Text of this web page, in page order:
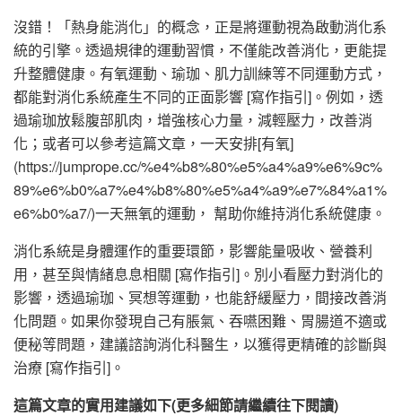
沒錯！「熱身能消化」的概念，正是將運動視為啟動消化系
統的引擎。透過規律的運動習慣，不僅能改善消化，更能提
升整體健康。有氧運動、瑜珈、肌力訓練等不同運動方式，
都能對消化系統產生不同的正面影響 [寫作指引]。例如，透
過瑜珈放鬆腹部肌肉，增強核心力量，減輕壓力，改善消
化；或者可以參考這篇文章，一天安排[有氧]
(https://jumprope.cc/%e4%b8%80%e5%a4%a9%e6%9c%
89%e6%b0%a7%e4%b8%80%e5%a4%a9%e7%84%a1%
e6%b0%a7/)一天無氧的運動， 幫助你維持消化系統健康。
消化系統是身體運作的重要環節，影響能量吸收、營養利
用，甚至與情緒息息相關 [寫作指引]。別小看壓力對消化的
影響，透過瑜珈、冥想等運動，也能舒緩壓力，間接改善消
化問題。如果你發現自己有脹氣、吞嚥困難、胃腸道不適或
便秘等問題，建議諮詢消化科醫生，以獲得更精確的診斷與
治療 [寫作指引]。
這篇文章的實用建議如下(更多細節請繼續往下閱讀)